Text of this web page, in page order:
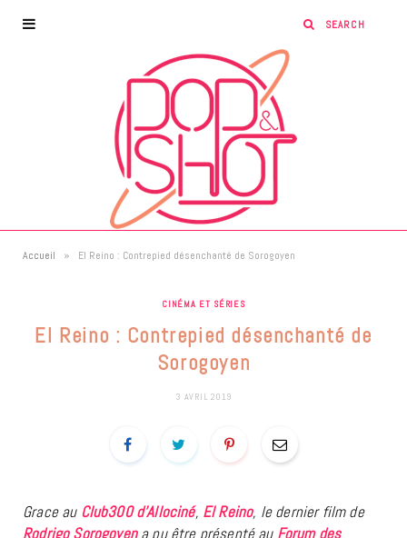
Accueil » El Reino : Contrepied désenchanté de Sorogoyen
CINÉMA ET SÉRIES
El Reino : Contrepied désenchanté de
Sorogoyen
3 AVRIL 2019
Grace au Club300 d’Allociné, El Reino, le dernier film de
Rodrigo Sorogoyen a pu être présenté au Forum des